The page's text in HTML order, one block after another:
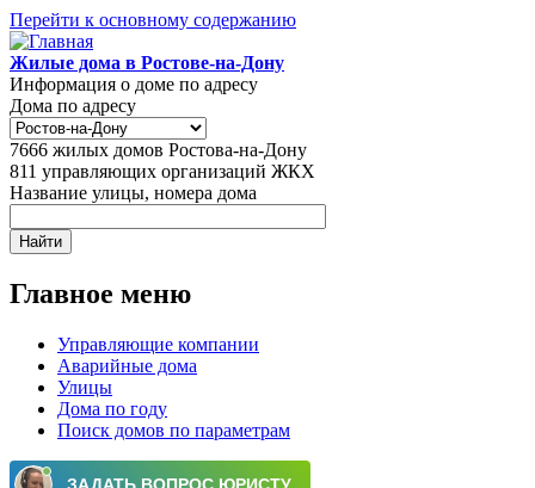
Перейти к основному содержанию
Жилые дома в Ростове-на-Дону
Информация о доме по адресу
Дома по адресу
7666 жилых домов Ростова-на-Дону
811 управляющих организаций ЖКХ
Название улицы, номера дома
Главное меню
Управляющие компании
Аварийные дома
Улицы
Дома по году
Поиск домов по параметрам